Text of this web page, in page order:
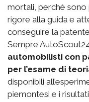
mortali, perché
rigore alla guida e
conseguire la patente
Sempre
automobilisti con
per l’esame di
disponibili
piemontesi e i